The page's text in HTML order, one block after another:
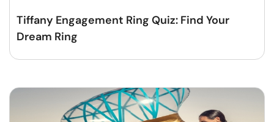
Tiffany Engagement Ring Quiz: Find Your
Dream Ring